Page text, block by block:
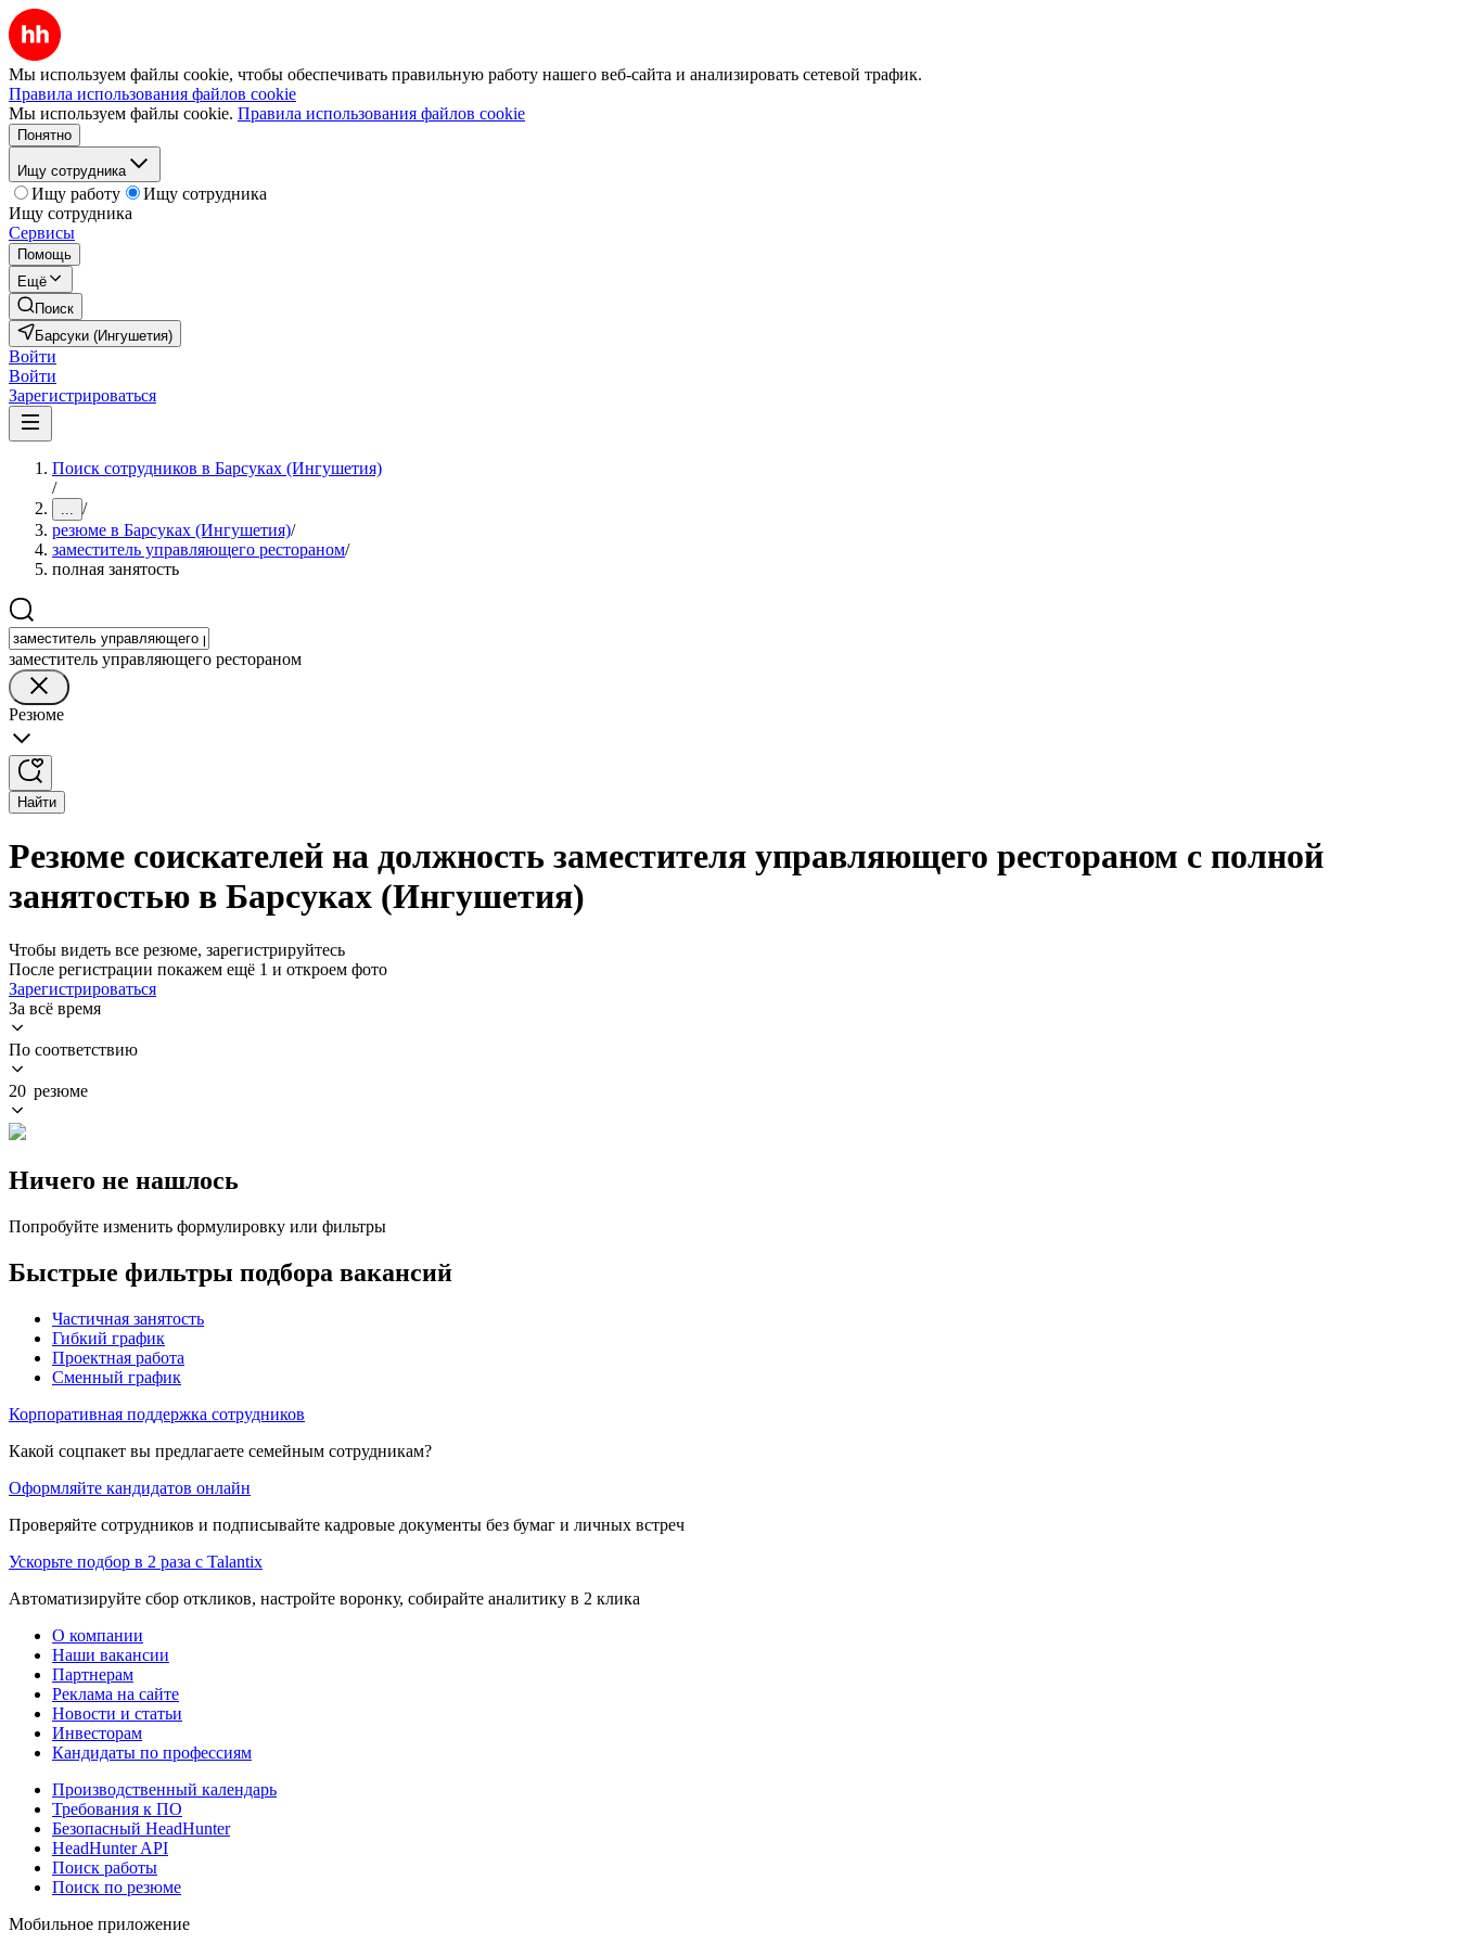
Мы используем файлы cookie, чтобы обеспечивать правильную работу нашего веб-сайта и анализировать сетевой трафик.
Правила использования файлов cookie
Мы используем файлы cookie. Правила использования файлов cookie
Понятно
Ищу сотрудника
Ищу работу
Ищу сотрудника
Ищу сотрудника
Сервисы
Помощь
Ещё
Поиск
Барсуки (Ингушетия)
Войти
Войти
Зарегистрироваться
Поиск сотрудников в Барсуках (Ингушетия)
/
... /
резюме в Барсуках (Ингушетия)/
заместитель управляющего рестораном/
полная занятость
заместитель управляющего рестораном
Резюме
Найти
Резюме соискателей на должность заместителя управляющего рестораном с полной
занятостью в Барсуках (Ингушетия)
Чтобы видеть все резюме, зарегистрируйтесь
После регистрации покажем ещё 1 и откроем фото
Зарегистрироваться
За всё время
По соответствию
20 резюме
Ничего не нашлось
Попробуйте изменить формулировку или фильтры
Быстрые фильтры подбора вакансий
Частичная занятость
Гибкий график
Проектная работа
Сменный график
Корпоративная поддержка сотрудников
Какой соцпакет вы предлагаете семейным сотрудникам?
Оформляйте кандидатов онлайн
Проверяйте сотрудников и подписывайте кадровые документы без бумаг и личных встреч
Ускорьте подбор в 2 раза с Talantix
Автоматизируйте сбор откликов, настройте воронку, собирайте аналитику в 2 клика
О компании
Наши вакансии
Партнерам
Реклама на сайте
Новости и статьи
Инвесторам
Кандидаты по профессиям
Производственный календарь
Требования к ПО
Безопасный HeadHunter
HeadHunter API
Поиск работы
Поиск по резюме
Мобильное приложение